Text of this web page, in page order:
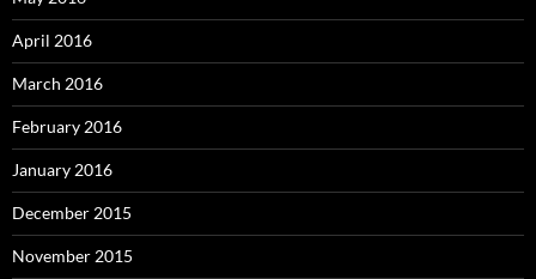
April 2016
March 2016
February 2016
January 2016
December 2015
November 2015